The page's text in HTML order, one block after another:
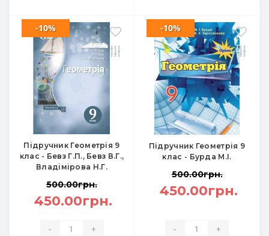
Підручник Геометрія 9
клас - Бевз Г.П., Бевз В.Г.,
Владімірова Н.Г.
-10%
500.00грн.
450.00грн.
- +
Підручник Геометрія 9
клас - Бурда М.І.
-10%
500.00грн.
450.00грн.
- +